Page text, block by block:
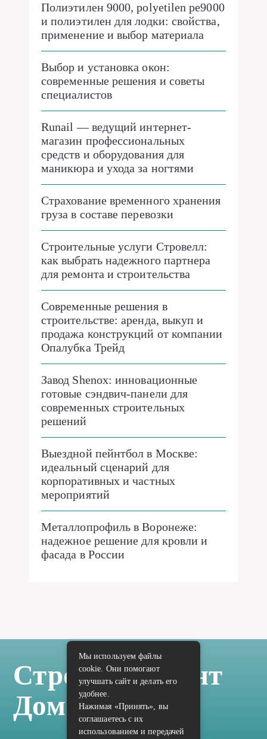
Полиэтилен 9000, polyetilen pe9000
и полиэтилен для лодки: свойства,
применение и выбор материала
Выбор и установка окон:
современные решения и советы
специалистов
Runail — ведущий интернет-
магазин профессиональных
средств и оборудования для
маникюра и ухода за ногтями
Страхование временного хранения
груза в составе перевозки
Строительные услуги Стровелл:
как выбрать надежного партнера
для ремонта и строительства
Современные решения в
строительстве: аренда, выкуп и
продажа конструкций от компании
Опалубка Трейд
Завод Shenox: инновационные
готовые сэндвич-панели для
современных строительных
решений
Выездной пейнтбол в Москве:
идеальный сценарий для
корпоративных и частных
мероприятий
Металлопрофиль в Воронеже:
надежное решение для кровли и
фасада в России
Стройка Ремонт
Дом Отделка
Мы используем файлы
cookie. Они помогают
улучшать сайт и делать его
удобнее.
Нажимая «Принять», вы
соглашаетесь с их
использованием и передачей